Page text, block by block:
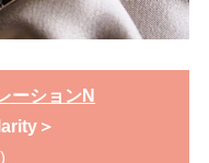
ーションN
＞